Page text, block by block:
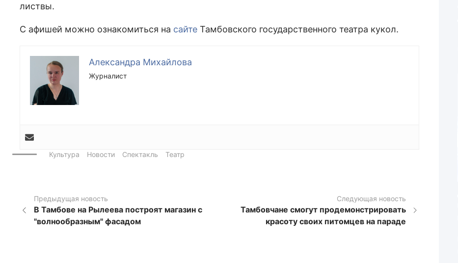
листвы.
С афишей можно ознакомиться на сайте Тамбовского государственного театра кукол.
Александра Михайлова
Журналист
Культура Новости Спектакль Театр
Предыдущая новость
В Тамбове на Рылеева построят магазин с
"волнообразным" фасадом
Следующая новость
Тамбовчане смогут продемонстрировать
красоту своих питомцев на параде